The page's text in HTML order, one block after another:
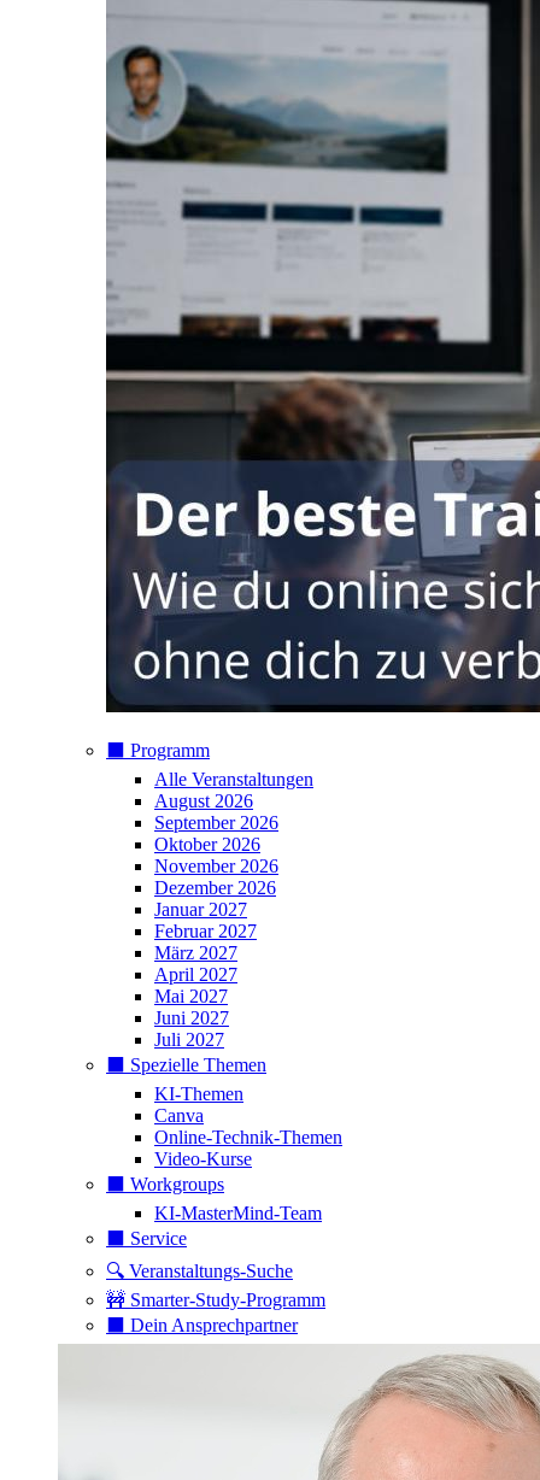
⬛️ Programm
Alle Veranstaltungen
August 2026
September 2026
Oktober 2026
November 2026
Dezember 2026
Januar 2027
Februar 2027
März 2027
April 2027
Mai 2027
Juni 2027
Juli 2027
⬛️ Spezielle Themen
KI-Themen
Canva
Online-Technik-Themen
Video-Kurse
⬛️ Workgroups
KI-MasterMind-Team
⬛️ Service
🔍 Veranstaltungs-Suche
🚧 Smarter-Study-Programm
⬛️ Dein Ansprechpartner